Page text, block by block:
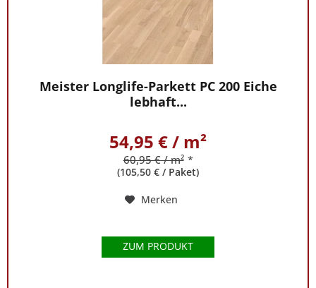
Meister Longlife-Parkett PC 200 Eiche
lebhaft...
54,95 € / m²
60,95 € / m² *
(105,50 € / Paket)
Merken
ZUM PRODUKT